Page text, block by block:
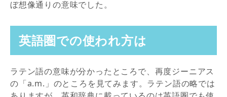
ぼ想像通りの意味でした。
英語圏での使われ方は
ラテン語の意味が分かったところで、再度ジーニアス
の「a.m.」のところを見てみます。ラテン語の略では